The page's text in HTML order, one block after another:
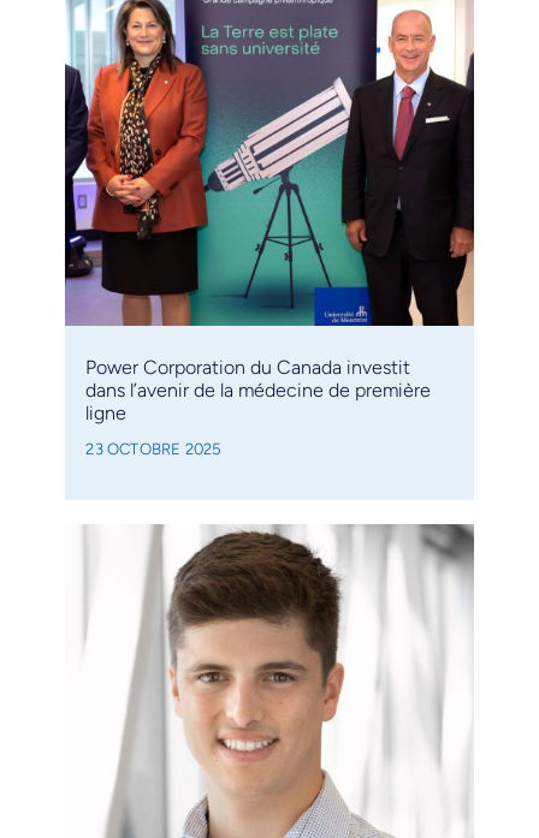
Power Corporation du Canada investit
dans l’avenir de la médecine de première
ligne
23 OCTOBRE 2025